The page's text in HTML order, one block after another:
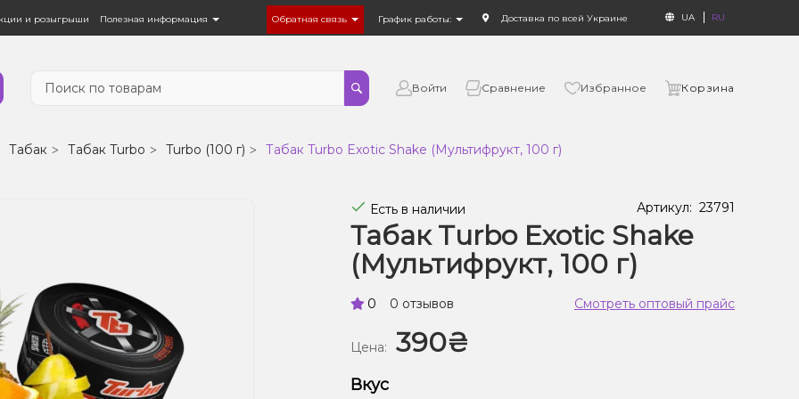
и розыгрыши Полезная информация Обратная связь График работы: Доставка по всей Украине UA RU
Войти Сравнение Избранное Корзина
Табак Табак Turbo Turbo (100 г) Табак Turbo Exotic Shake (Мультифрукт, 100 г)
Есть в наличии Артикул: 23791
Табак Turbo Exotic Shake
(Мультифрукт, 100 г)
0 0 отзывов Смотреть оптовый прайс
Цена: 390₴
Вкус